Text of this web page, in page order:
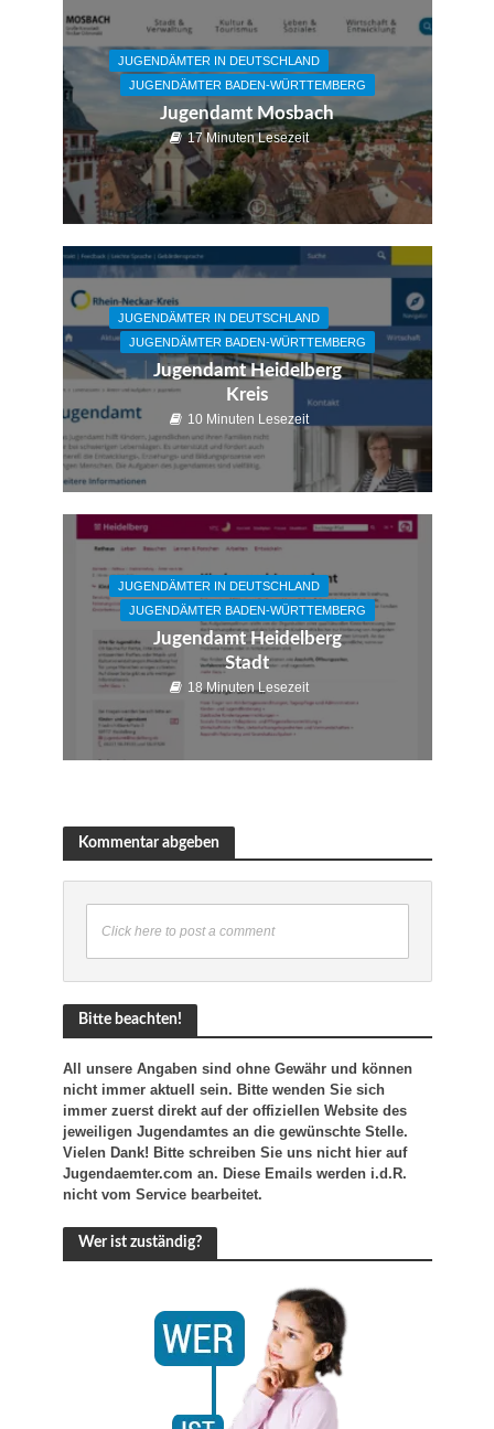
JUGENDÄMTER IN DEUTSCHLAND
JUGENDÄMTER BADEN-WÜRTTEMBERG
Jugendamt Mosbach
17 Minuten Lesezeit
JUGENDÄMTER IN DEUTSCHLAND
JUGENDÄMTER BADEN-WÜRTTEMBERG
Jugendamt Heidelberg
Kreis
10 Minuten Lesezeit
JUGENDÄMTER IN DEUTSCHLAND
JUGENDÄMTER BADEN-WÜRTTEMBERG
Jugendamt Heidelberg
Stadt
18 Minuten Lesezeit
Kommentar abgeben
Click here to post a comment
Bitte beachten!
All unsere Angaben sind ohne Gewähr und können
nicht immer aktuell sein. Bitte wenden Sie sich
immer zuerst direkt auf der offiziellen Website des
jeweiligen Jugendamtes an die gewünschte Stelle.
Vielen Dank! Bitte schreiben Sie uns nicht hier auf
Jugendaemter.com an. Diese Emails werden i.d.R.
nicht vom Service bearbeitet.
Wer ist zuständig?